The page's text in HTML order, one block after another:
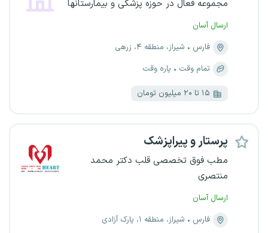
مجموعه فعال در حوزه پزشکی و بیمارستانها
ارسال آسان
فارس
شیراز، منطقه ۴، زرهی
تمام وقت
پاره وقت
۱۵ تا ۲۰ میلیون تومان
پرستار و پیراپزشک
مطب فوق تخصصی قلب دکتر محمد
منتصری
ارسال آسان
فارس
شیراز، منطقه ۱، پارک آزادی